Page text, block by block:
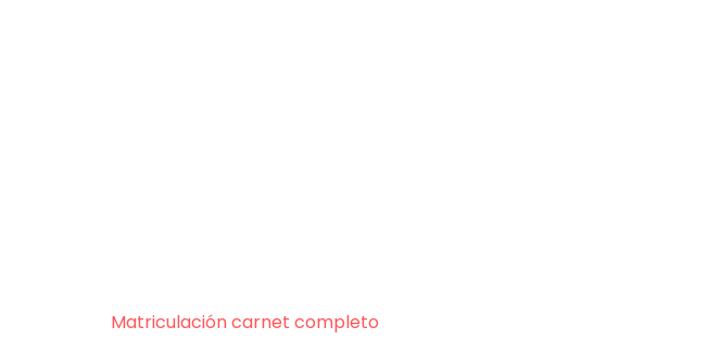
Matriculación carnet completo